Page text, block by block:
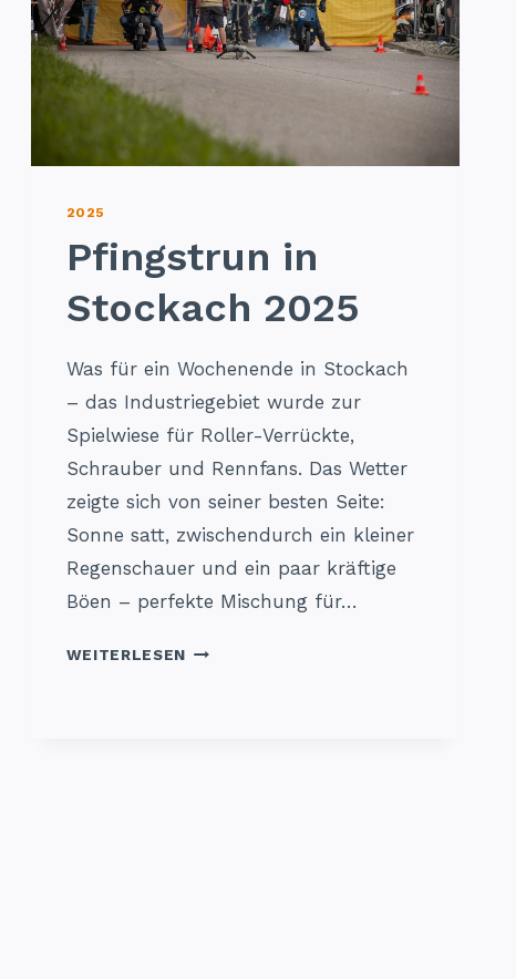
2025
Pfingstrun in
Stockach 2025
Was für ein Wochenende in Stockach
– das Industriegebiet wurde zur
Spielwiese für Roller-Verrückte,
Schrauber und Rennfans. Das Wetter
zeigte sich von seiner besten Seite:
Sonne satt, zwischendurch ein kleiner
Regenschauer und ein paar kräftige
Böen – perfekte Mischung für…
WEITERLESEN PFINGSTRUN